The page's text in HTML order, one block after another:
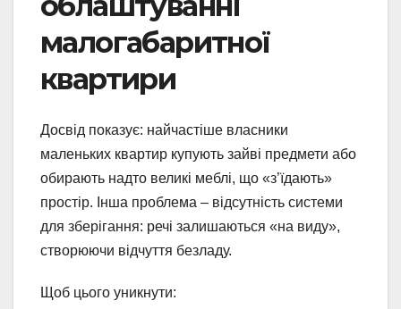
малогабаритної
квартири
Досвід показує: найчастіше власники
маленьких квартир купують зайві предмети або
обирають надто великі меблі, що «з’їдають»
простір. Інша проблема – відсутність системи
для зберігання: речі залишаються «на виду»,
створюючи відчуття безладу.
Щоб цього уникнути: